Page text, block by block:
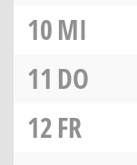
10MI
11 DO
12FR